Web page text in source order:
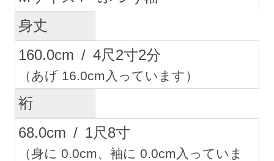
身丈
160.0cm / 4尺2寸2分
（あげ 16.0cm入っています）
裄
68.0cm / 1尺8寸
（身に 0.0cm、袖に 0.0cm入っていま